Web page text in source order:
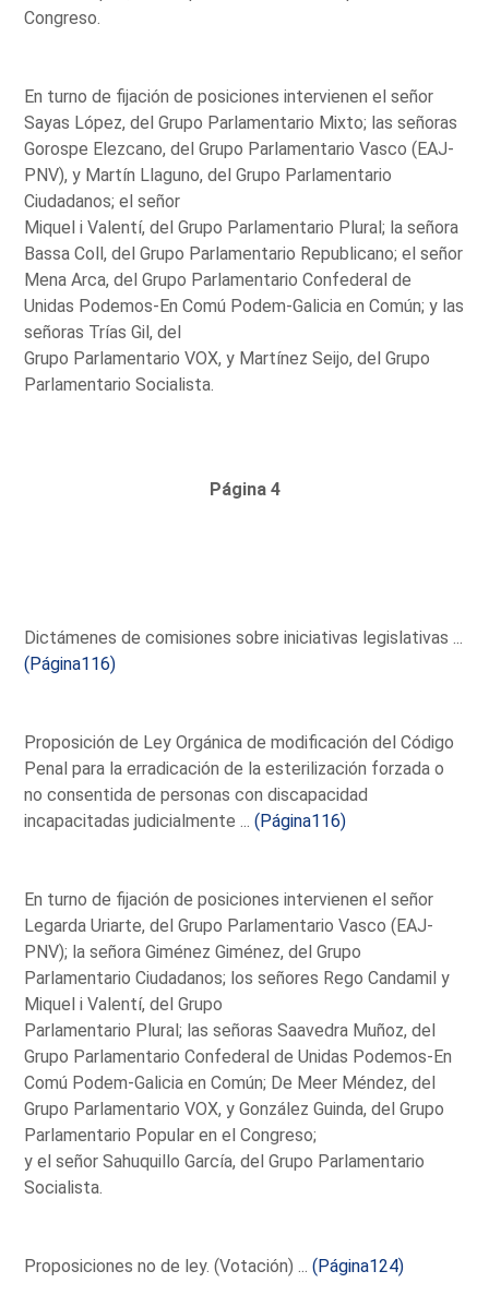
Congreso.
En turno de fijación de posiciones intervienen el señor
Sayas López, del Grupo Parlamentario Mixto; las señoras
Gorospe Elezcano, del Grupo Parlamentario Vasco (EAJ-
PNV), y Martín Llaguno, del Grupo Parlamentario
Ciudadanos; el señor
Miquel i Valentí, del Grupo Parlamentario Plural; la señora
Bassa Coll, del Grupo Parlamentario Republicano; el señor
Mena Arca, del Grupo Parlamentario Confederal de
Unidas Podemos-En Comú Podem-Galicia en Común; y las
señoras Trías Gil, del
Grupo Parlamentario VOX, y Martínez Seijo, del Grupo
Parlamentario Socialista.
Página 4
Dictámenes de comisiones sobre iniciativas legislativas ...
(Página116)
Proposición de Ley Orgánica de modificación del Código
Penal para la erradicación de la esterilización forzada o
no consentida de personas con discapacidad
incapacitadas judicialmente ...(Página116)
En turno de fijación de posiciones intervienen el señor
Legarda Uriarte, del Grupo Parlamentario Vasco (EAJ-
PNV); la señora Giménez Giménez, del Grupo
Parlamentario Ciudadanos; los señores Rego Candamil y
Miquel i Valentí, del Grupo
Parlamentario Plural; las señoras Saavedra Muñoz, del
Grupo Parlamentario Confederal de Unidas Podemos-En
Comú Podem-Galicia en Común; De Meer Méndez, del
Grupo Parlamentario VOX, y González Guinda, del Grupo
Parlamentario Popular en el Congreso;
y el señor Sahuquillo García, del Grupo Parlamentario
Socialista.
Proposiciones no de ley. (Votación) ...(Página124)